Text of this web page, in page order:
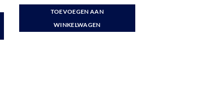
TOEVOEGEN AAN
WINKELWAGEN